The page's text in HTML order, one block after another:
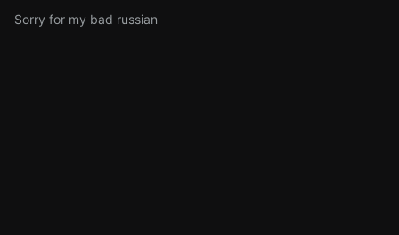
Sorry for my bad russian